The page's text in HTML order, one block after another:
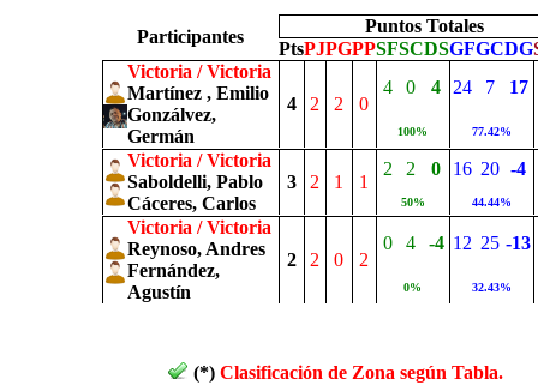
Participantes
Puntos Totales
PtsPJPGPPSFSCDSGFGCDG
Victoria / Victoria
Martínez , Emilio
Gonzálvez,
Germán
4 2 2 0
4 0 4 24 7 17
100% 77.42%
Victoria / Victoria
Saboldelli, Pablo
Cáceres, Carlos
3 2 1 1
2 2 0 16 20 -4
50% 44.44%
Victoria / Victoria
Reynoso, Andres
Fernández,
Agustín
2 2 0 2
0 4 -4 12 25 -13
0% 32.43%
(*) Clasificación de Zona según Tabla.